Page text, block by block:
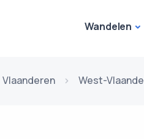
Wandelen
Vlaanderen West-